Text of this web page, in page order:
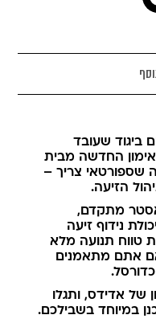
ביגוד שעובד
החדשה מבית
שספורטאי צריך –
הזיעה.
עשוי 100% פוליאסטר מתקדם,
נידוף זיעה
טווח תנועה מלא
אם אתם מתאמנים
של אדידס, ותגלו
במיוחד בשבילכם.